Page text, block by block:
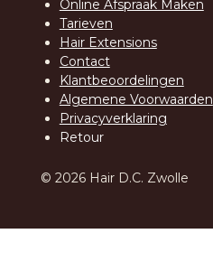
Online Afspraak Maken
Tarieven
Hair Extensions
Contact
Klantbeoordelingen
Algemene Voorwaarden
Privacyverklaring
Retour
© 2026 Hair D.C. Zwolle